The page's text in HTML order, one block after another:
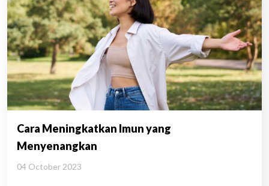
Cara Meningkatkan Imun yang
Menyenangkan
04 October 2023